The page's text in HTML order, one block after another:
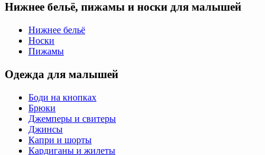
Нижнее бельё, пижамы и носки для малышей
Нижнее бельё
Носки
Пижамы
Одежда для малышей
Боди на кнопках
Брюки
Джемперы и свитеры
Джинсы
Капри и шорты
Кардиганы и жилеты